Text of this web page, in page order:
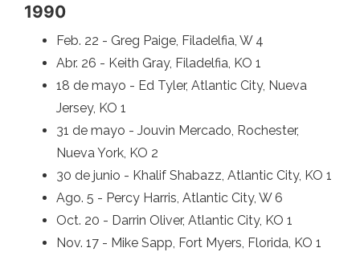
1990
Feb. 22 - Greg Paige, Filadelfia, W 4
Abr. 26 - Keith Gray, Filadelfia, KO 1
18 de mayo - Ed Tyler, Atlantic City, Nueva
Jersey, KO 1
31 de mayo - Jouvin Mercado, Rochester,
Nueva York, KO 2
30 de junio - Khalif Shabazz, Atlantic City, KO 1
Ago. 5 - Percy Harris, Atlantic City, W 6
Oct. 20 - Darrin Oliver, Atlantic City, KO 1
Nov. 17 - Mike Sapp, Fort Myers, Florida, KO 1